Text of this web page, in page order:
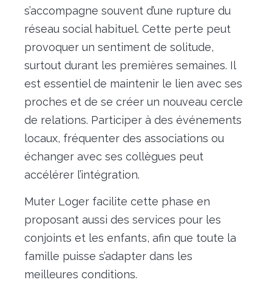
s’accompagne souvent d’une rupture du
réseau social habituel. Cette perte peut
provoquer un sentiment de solitude,
surtout durant les premières semaines. Il
est essentiel de maintenir le lien avec ses
proches et de se créer un nouveau cercle
de relations. Participer à des événements
locaux, fréquenter des associations ou
échanger avec ses collègues peut
accélérer l’intégration.
Muter Loger facilite cette phase en
proposant aussi des services pour les
conjoints et les enfants, afin que toute la
famille puisse s’adapter dans les
meilleures conditions.